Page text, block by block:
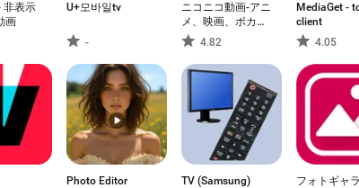
非表示
画
U+모바일tv
-
ニコニコ動画-アニ
メ、映画、ボカロ
が見放題の動画配
信アプリ
4.82
MediaGet -
client
4.05
Photo Editor
TV (Samsung)
フォトギャ